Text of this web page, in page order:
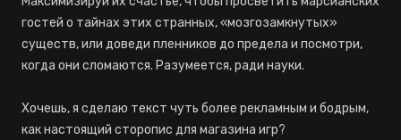
гостей о тайнах этих странных, «мозгозамкнутых»
существ, или доведи пленников до предела и посмотри,
когда они сломаются. Разумеется, ради науки.
Хочешь, я сделаю текст чуть более рекламным и бодрым,
как настоящий сторопис для магазина игр?